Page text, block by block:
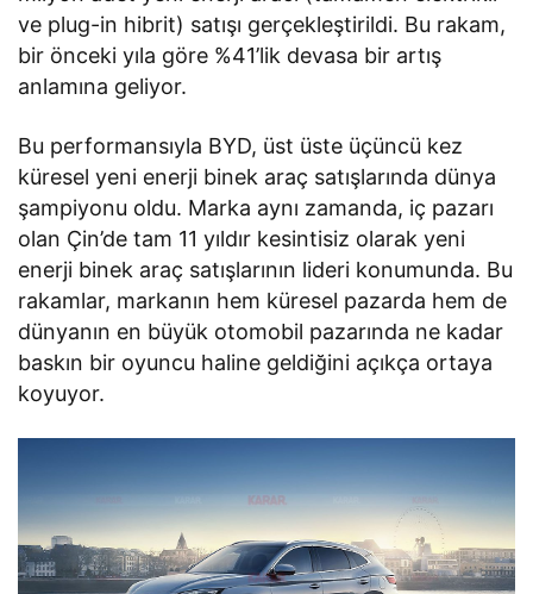
ve plug-in hibrit) satışı gerçekleştirildi. Bu rakam,
bir önceki yıla göre %41’lik devasa bir artış
anlamına geliyor.
Bu performansıyla BYD, üst üste üçüncü kez
küresel yeni enerji binek araç satışlarında dünya
şampiyonu oldu. Marka aynı zamanda, iç pazarı
olan Çin’de tam 11 yıldır kesintisiz olarak yeni
enerji binek araç satışlarının lideri konumunda. Bu
rakamlar, markanın hem küresel pazarda hem de
dünyanın en büyük otomobil pazarında ne kadar
baskın bir oyuncu haline geldiğini açıkça ortaya
koyuyor.